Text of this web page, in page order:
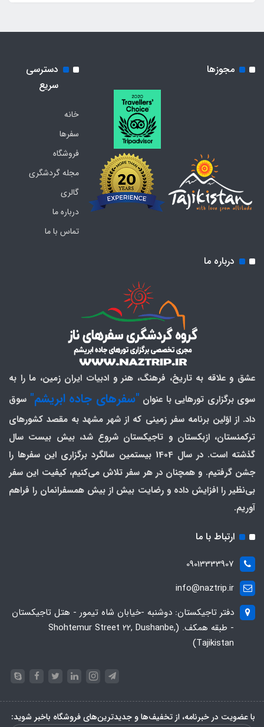
مجوزها
دسترسی
سریع
خانه
سفرها
فروشگاه
مجله گردشگری
گالری
درباره ما
تماس با ما
درباره ما
عشق و علاقه به تاریخ، فرهنگ، هنر و ادبیات ایران زمین، ما را به
سوی برگزاری تورهایی با عنوان "سفرهای جاده ابریشم" سوق
داد. از اوّلین برنامه سفر زمینی که از شهر مشهد به مقصد کشورهای
ترکمنستان، ازبکستان و تاجیکستان شروع شد، بیش بیست سال
گذشته است. در سال 1404 بیستمین سالگرد برگزاری این سفرها را
جشن گرفتیم. و همچنان در هر سفر تلاش می‌کنیم، کیفیت این سفر
بی‌نظیر را افزایش داده و رضایت بیش از بیش همسفرانمان را فراهم
آوریم.
ارتباط با ما
09013333907
info@naztrip.ir
دفتر تاجیکستان: دوشنبه -خیابان شاه تیمور - هتل تاجیکستان
- طبقه همکف. (Shohtemur Street 22, Dushanbe,
Tajikistan)
با عضویت در خبرنامه، از تخفیف‌ها و جدیدترین‌های فروشگاه باخبر شوید: